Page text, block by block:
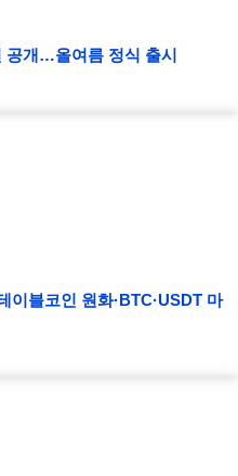
공개…올여름 정식 출시
이블코인 원화·BTC·USDT 마